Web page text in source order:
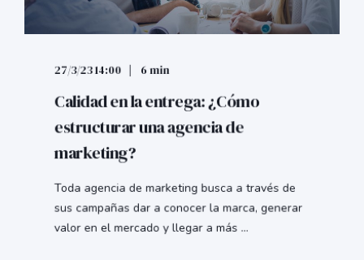
27/3/23 14:00 6 min
Calidad en la entrega: ¿Cómo
estructurar una agencia de
marketing?
Toda agencia de marketing busca a través de
sus campañas dar a conocer la marca, generar
valor en el mercado y llegar a más ...